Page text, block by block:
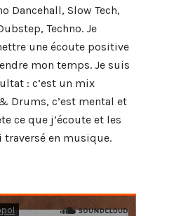
Dancehall, Slow Tech,
Techno. Je
une écoute positive
mon temps. Je suis
: c’est un mix
Drums, c’est mental et
ce que j’écoute et les
traversé en musique.